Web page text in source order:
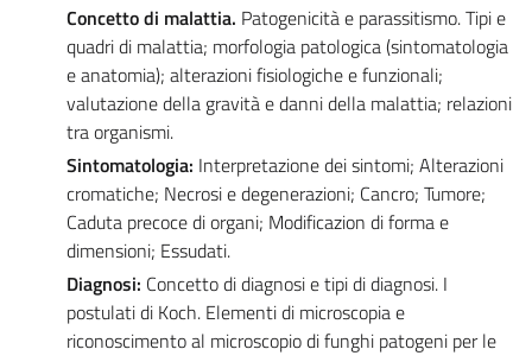
Concetto di malattia. Patogenicità e parassitismo. Tipi e
quadri di malattia; morfologia patologica (sintomatologia
e anatomia); alterazioni fisiologiche e funzionali;
valutazione della gravità e danni della malattia; relazioni
tra organismi.
Sintomatologia: Interpretazione dei sintomi; Alterazioni
cromatiche; Necrosi e degenerazioni; Cancro; Tumore;
Caduta precoce di organi; Modificazion di forma e
dimensioni; Essudati.
Diagnosi: Concetto di diagnosi e tipi di diagnosi. I
postulati di Koch. Elementi di microscopia e
riconoscimento al microscopio di funghi patogeni per le